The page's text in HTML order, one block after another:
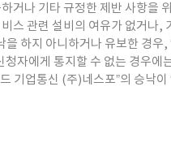
거나 기타 규정한 제반 사항을
스 관련 설비의 여유가 없거나,
하지 아니하거나 유보한 경우
자에게 통지할 수 없는 경우에
기업통신 (주)네스포”의 승낙이